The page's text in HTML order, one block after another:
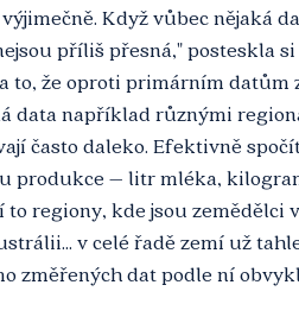
Když vůbec nějaká
příliš přesná," posteskla
to, že oproti primárním
data například různými
často daleko. Efektivně
produkce – litr mléka,
regiony, kde jsou zemědělci
v celé řadě zemí už
změřených dat podle ní